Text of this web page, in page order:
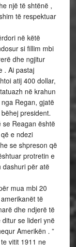
një të shtënë ,
të respektuar
në këtë
si fillim mbi
dhe ngjitur
. Ai pastaj
atij 400 dollar,
në krahun
Regan, gjatë
president.
se Reagan është
e ndezi
se shpreson që
protretin e
dashuri për atë
mua mbi 20
të
dhe ndjerë të
se lideri ynë
Amerikën . ”
vitit 1911 ne